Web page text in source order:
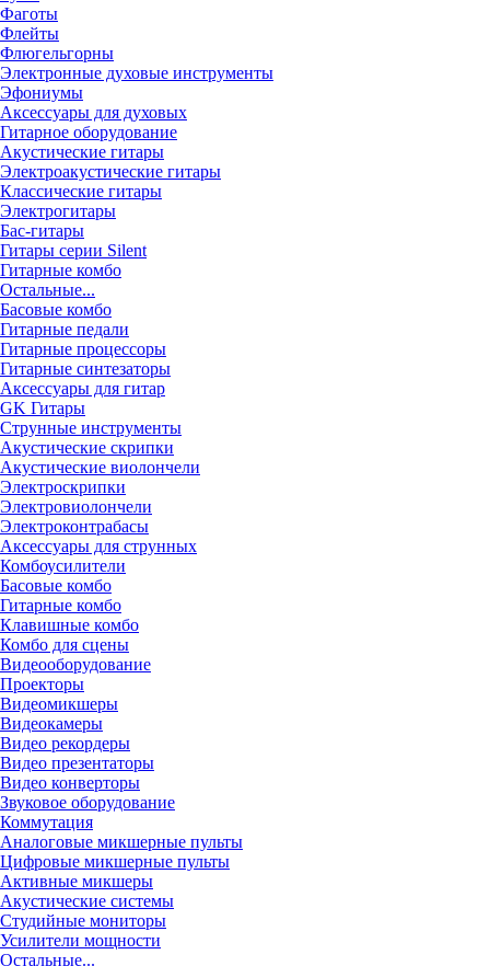
Фаготы
Флейты
Флюгельгорны
Электронные духовые инструменты
Эфониумы
Аксессуары для духовых
Гитарное оборудование
Акустические гитары
Электроакустические гитары
Классические гитары
Электрогитары
Бас-гитары
Гитары серии Silent
Гитарные комбо
Остальные...
Басовые комбо
Гитарные педали
Гитарные процессоры
Гитарные синтезаторы
Аксессуары для гитар
GK Гитары
Струнные инструменты
Акустические скрипки
Акустические виолончели
Электроскрипки
Электровиолончели
Электроконтрабасы
Аксессуары для струнных
Комбоусилители
Басовые комбо
Гитарные комбо
Клавишные комбо
Комбо для сцены
Видеооборудование
Проекторы
Видеомикшеры
Видеокамеры
Видео рекордеры
Видео презентаторы
Видео конверторы
Звуковое оборудование
Коммутация
Аналоговые микшерные пульты
Цифровые микшерные пульты
Активные микшеры
Акустические системы
Студийные мониторы
Усилители мощности
Остальные...